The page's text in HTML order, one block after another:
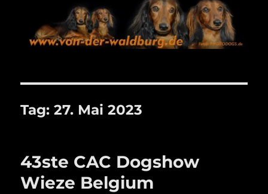
Tag:27. Mai 2023
43ste CAC Dogshow
Wieze Belgium